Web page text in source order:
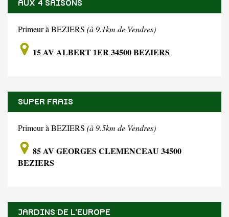
AUX 4 SAISONS
Primeur à BEZIERS (à 9.1km de Vendres)
15 AV ALBERT 1ER 34500 BEZIERS
SUPER FRAIS
Primeur à BEZIERS (à 9.5km de Vendres)
85 AV GEORGES CLEMENCEAU 34500
BEZIERS
JARDINS DE L'EUROPE